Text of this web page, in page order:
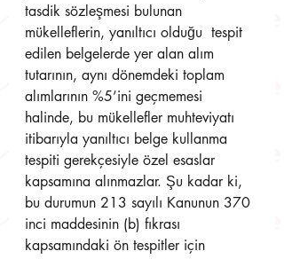
tasdik sözleşmesi bulunan
mükelleflerin, yanıltıcı olduğu  tespit
edilen belgelerde yer alan alım
tutarının, aynı dönemdeki toplam
alımlarının %5’ini geçmemesi
halinde, bu mükellefler muhteviyatı
itibarıyla yanıltıcı belge kullanma
tespiti gerekçesiyle özel esaslar
kapsamına alınmazlar. Şu kadar ki,
bu durumun 213 sayılı Kanunun 370
inci maddesinin (b) fıkrası
kapsamındaki ön tespitler için